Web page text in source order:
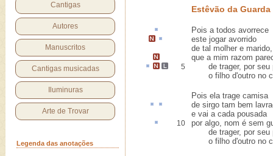
Cantigas
Autores
Manuscritos
Cantigas musicadas
Iluminuras
Arte de Trovar
Legenda das anotações
Estêvão da Guarda
Pois a todos avorrece
este jogar avorrido
de tal molher e marido,
que a mim razom
5 de trager, por seu
o filho d'outro no
Pois ela trage camisa
de sirgo tam bem
e vai a cada pousada
10 por algo, nom é sem
de trager, por seu
o filho d'outro no